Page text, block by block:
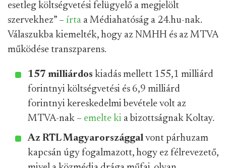
esetleg költségvetési felügyelő a megjelölt
szervekhez” – írta a Médiahatóság a 24.hu-nak.
Válaszukba kiemelték, hogy az NMHH és az MTVA
működése transzparens.
157 milliárdos kiadás mellett 155,1 milliárd
forintnyi költségvetési és 6,9 milliárd
forintnyi kereskedelmi bevétele volt az
MTVA-nak – emelte ki a bizottságnak Koltay.
Az RTL Magyarországgal vont párhuzam
kapcsán úgy fogalmazott, hogy ez félrevezető,